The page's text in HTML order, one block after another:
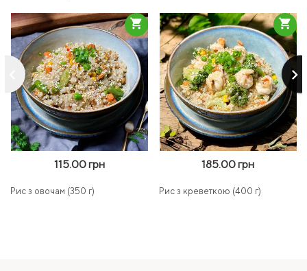
keyboard_arrow_right
115.00 грн
Рис з овочам (350 г)
shopping_cart
185.00 грн
Рис з креветкою (400 г)
shopping_cart